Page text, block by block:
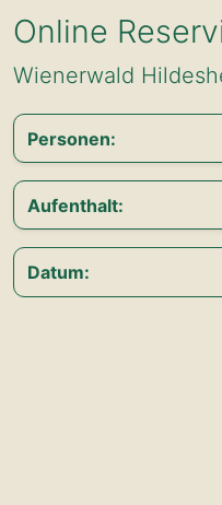
Online
Wienerwald
Personen:
Aufenthalt:
Datum: